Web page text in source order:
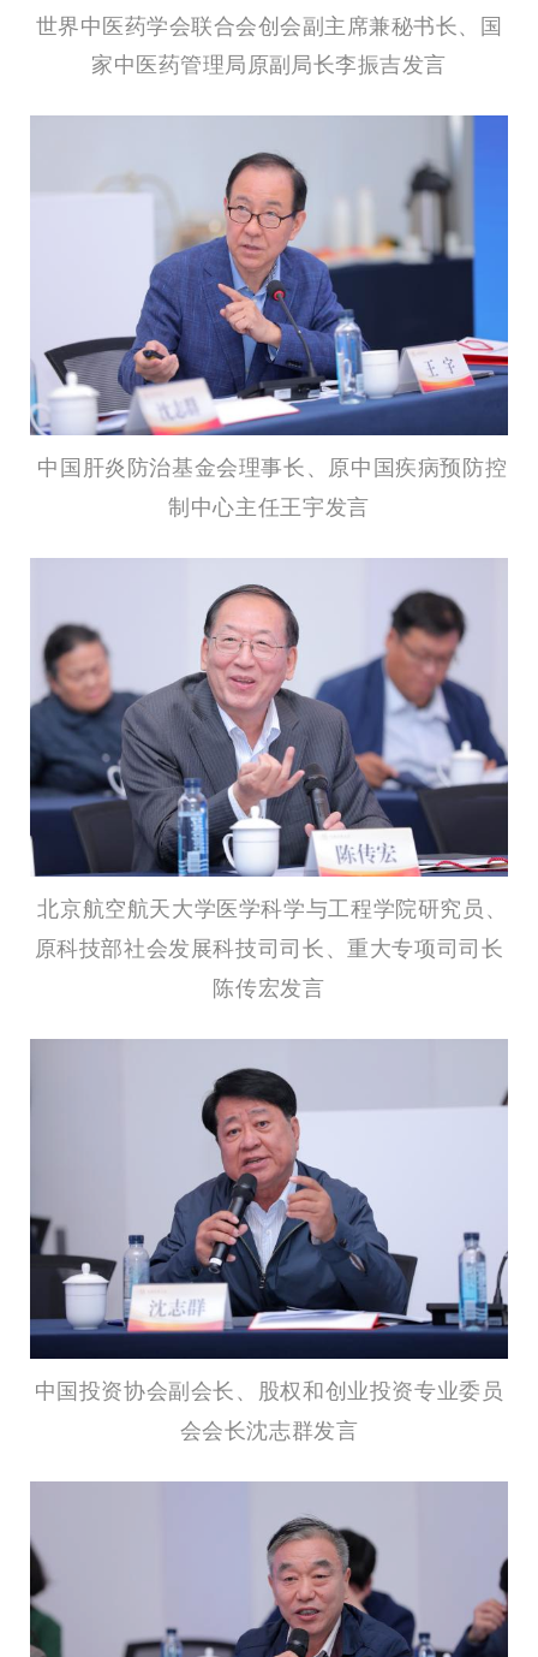
世界中医药学会联合会创会副主席兼秘书长、国
家中医药管理局原副局长李振吉发言
中国肝炎防治基金会理事长、原中国疾病预防控
制中心主任王宇发言
北京航空航天大学医学科学与工程学院研究员、
原科技部社会发展科技司司长、重大专项司司长
陈传宏发言
中国投资协会副会长、股权和创业投资专业委员
会会长沈志群发言